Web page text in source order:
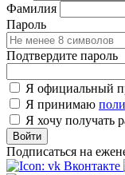
Фамилия
Пароль
Подтвердите пароль
Я официальный
Я принимаю
Я хочу получать
Войти
Подписаться на
Вконтакте